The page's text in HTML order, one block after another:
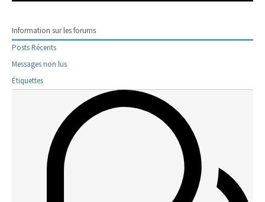
Information sur les forums
Posts Récents
Messages non lus
Étiquettes